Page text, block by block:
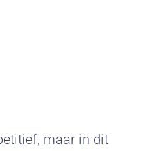
deze standbouw sprak